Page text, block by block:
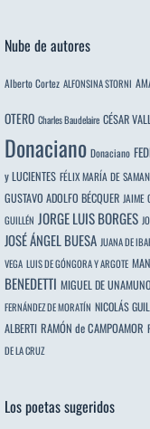
Nube de autores
Alberto Cortez ALFONSINA STORNI
OTERO Charles Baudelaire CÉSAR
Donaciano Donaciano
y LUCIENTES FÉLIX MARÍA DE
GUSTAVO ADOLFO BÉCQUER JAIME
GUILLÉN JORGE LUIS BORGES
JOSÉ ÁNGEL BUESA JUANA DE
VEGA LUIS DE GÓNGORA Y ARGOTE
BENEDETTI MIGUEL DE UNAMUNO
FERNÁNDEZ DE MORATÍN NICOLÁS
ALBERTI RAMÓN de CAMPOAMOR
DE LA CRUZ
Los poetas sugeridos